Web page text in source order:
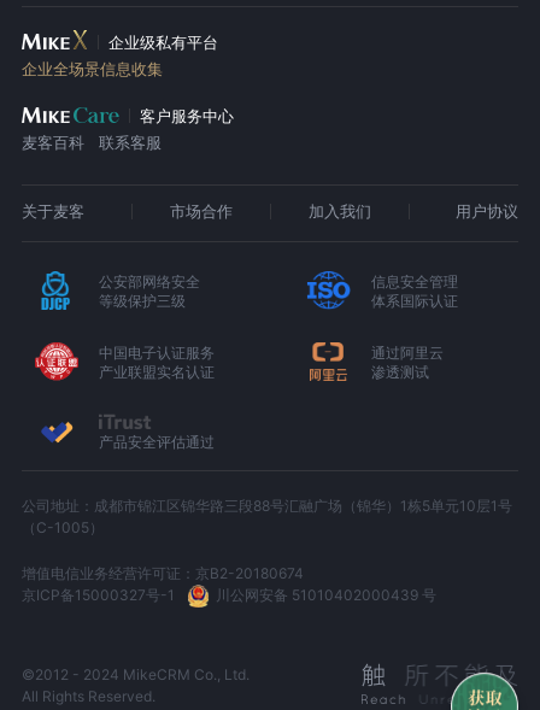
企业级私有平台
企业全场景信息收集
客户服务中心
麦客百科
联系客服
关于麦客 市场合作 加入我们 用户协议
公安部网络安全
等级保护三级
信息安全管理
体系国际认证
中国电子认证服务
产业联盟实名认证
通过阿里云
渗透测试
产品安全评估通过
公司地址：成都市锦江区锦华路三段88号汇融广场（锦华）1栋5单元10层1号
（C-1005）
增值电信业务经营许可证：京B2-20180674
京ICP备15000327号-1
川公网安备 51010402000439 号
©2012 - 2024 MikeCRM Co., Ltd.
All Rights Reserved.